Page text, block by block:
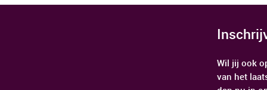
Wil jij ook
van het